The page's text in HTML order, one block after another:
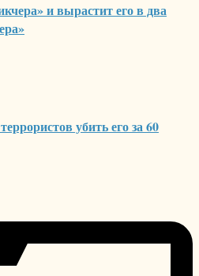
и вырастит его в два
убить его за 60